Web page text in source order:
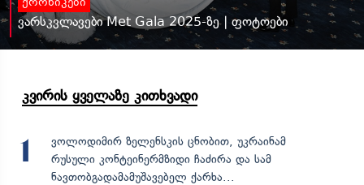
ქრონიკები
ვარსკვლავები Met Gala 2025-ზე | ფოტოები
კვირის ყველაზე კითხვადი
1
ვოლოდიმირ ზელენსკის ცნობით, უკრაინამ
რუსული კონტეინერმზიდი ჩაძირა და სამ
ნავთობგადამამუშავებელ ქარხა...